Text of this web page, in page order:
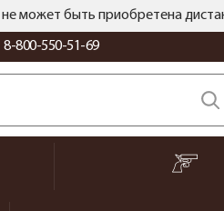
не может быть приобретена
8-800-550-51-69